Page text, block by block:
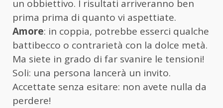
un obbiettivo. I risultati arriveranno ben
prima prima di quanto vi aspettiate.
Amore: in coppia, potrebbe esserci qualche
battibecco o contrarietà con la dolce metà.
Ma siete in grado di far svanire le tensioni!
Soli: una persona lancerà un invito.
Accettate senza esitare: non avete nulla da
perdere!